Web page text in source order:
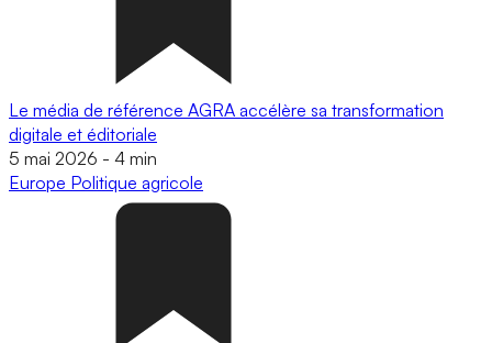
Le média de référence AGRA accélère sa transformation
digitale et éditoriale
5 mai 2026 - 4 min
Europe Politique agricole